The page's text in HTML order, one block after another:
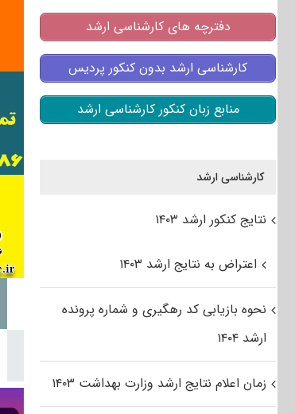
دفترچه های کارشناسی ارشد
کارشناسی ارشد بدون کنکور پردیس
منابع زبان کنکور کارشناسی ارشد
کارشناسی ارشد
نتایج کنکور ارشد ۱۴۰۳
اعتراض به نتایج ارشد ۱۴۰۳
نحوه بازیابی کد رهگیری و شماره پرونده
ارشد ۱۴۰۴
زمان اعلام نتایج ارشد وزارت بهداشت ۱۴۰۳